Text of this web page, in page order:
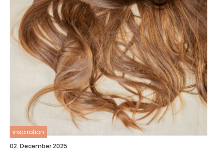
inspiration
02. December 2025